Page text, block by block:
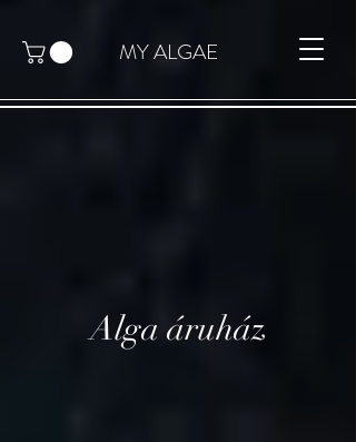
MY ALGAE
Alga áruház